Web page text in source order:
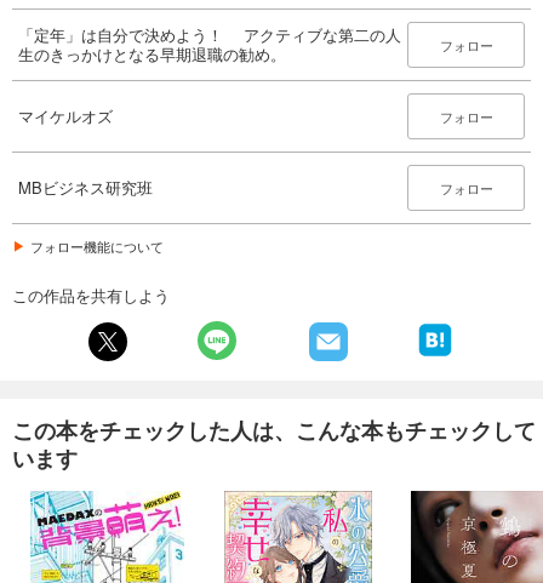
趣味の国内ひとり旅は、全都道府県を二回以上巡り、道楽の域に達す
る。
旅、グルメ、酒、歴史など複数のブログでコラムを執筆中。
好きな言葉は「明日はもっと楽しい」、モットーは「急いては事を仕損
じる」。
「定年」は自分で決めよう！ アクティブな第二の人
生のきっかけとなる早期退職の勧め。
フォロー
マイケルオズ フォロー
MBビジネス研究班 フォロー
フォロー機能について
この作品を共有しよう
この本をチェックした人は、こんな本もチェックして
います